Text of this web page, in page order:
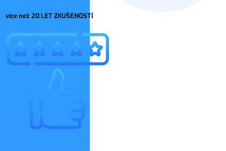
více než 20 LET ZKUŠENOSTÍ